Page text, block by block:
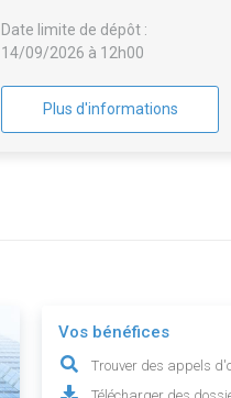
engins porte-outils et outils
associés.
Date limite de dépôt :
14/09/2026 à 12h00
Plus d'informations
Vos bénéfices
Trouver des appels